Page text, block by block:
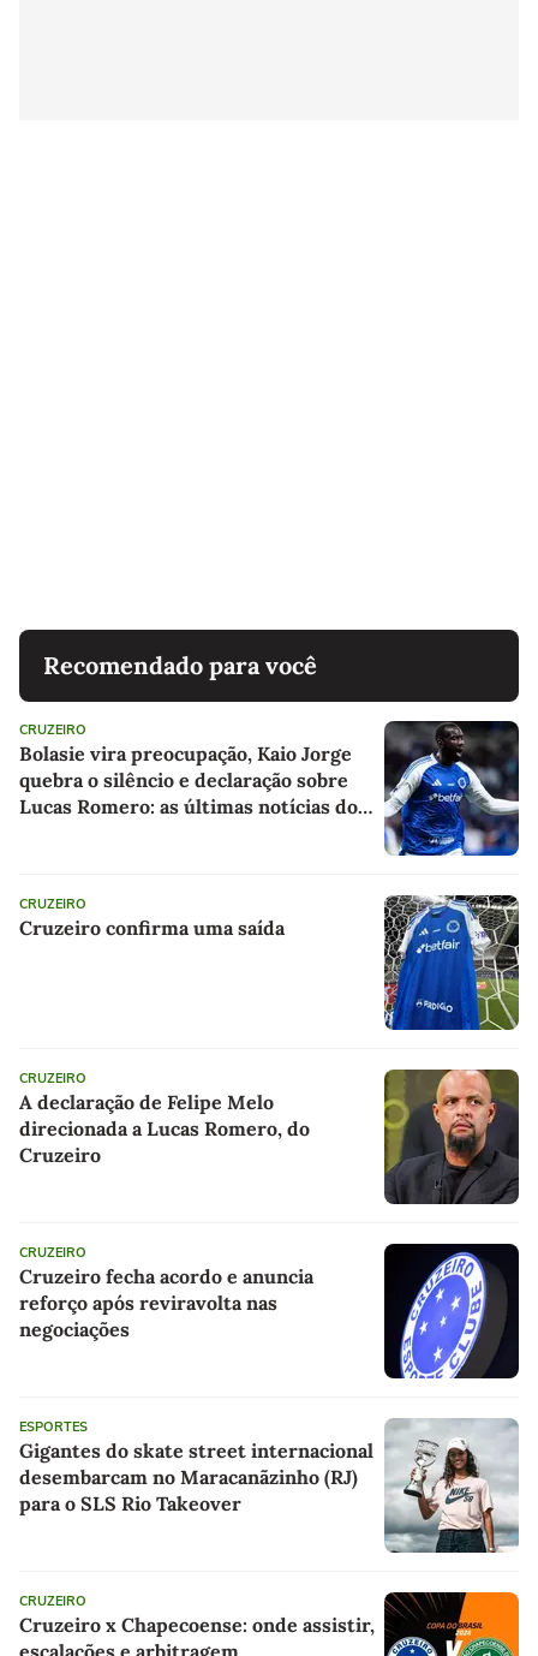
Recomendado para você
CRUZEIRO
Bolasie vira preocupação, Kaio Jorge
quebra o silêncio e declaração sobre
Lucas Romero: as últimas notícias do
CRUZEIRO
Cruzeiro confirma uma saída
CRUZEIRO
A declaração de Felipe Melo
direcionada a Lucas Romero, do
Cruzeiro
CRUZEIRO
Cruzeiro fecha acordo e anuncia
reforço após reviravolta nas
negociações
ESPORTES
Gigantes do skate street internacional
desembarcam no Maracanãzinho (RJ)
para o SLS Rio Takeover
CRUZEIRO
Cruzeiro x Chapecoense: onde assistir,
escalações e arbitragem